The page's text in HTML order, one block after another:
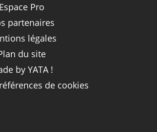
Espace Pro
partenaires
légales
du site
by YATA !
de cookies